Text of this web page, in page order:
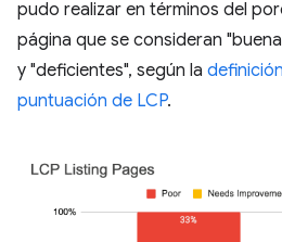
pudo realizar en términos del
página que se consideran
y "deficientes", según la
puntuación de LCP.